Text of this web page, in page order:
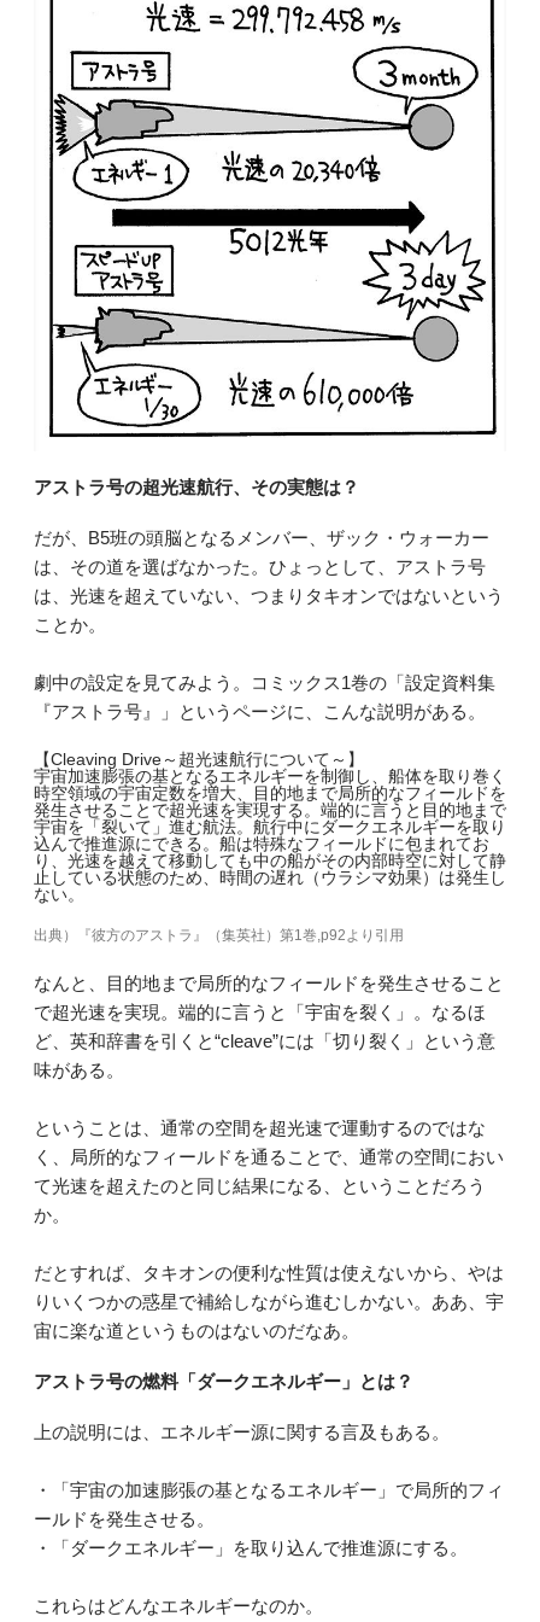
アストラ号の超光速航行、その実態は？
だが、B5班の頭脳となるメンバー、ザック・ウォーカー
は、その道を選ばなかった。ひょっとして、アストラ号
は、光速を超えていない、つまりタキオンではないという
ことか。
劇中の設定を見てみよう。コミックス1巻の「設定資料集
『アストラ号』」というページに、こんな説明がある。
【Cleaving Drive～超光速航行について～】
宇宙加速膨張の基となるエネルギーを制御し、船体を取り巻く
時空領域の宇宙定数を増大、目的地まで局所的なフィールドを
発生させることで超光速を実現する。端的に言うと目的地まで
宇宙を「裂いて」進む航法。航行中にダークエネルギーを取り
込んで推進源にできる。船は特殊なフィールドに包まれてお
り、光速を越えて移動しても中の船がその内部時空に対して静
止している状態のため、時間の遅れ（ウラシマ効果）は発生し
ない。
出典）『彼方のアストラ』（集英社）第1巻,p92より引用
なんと、目的地まで局所的なフィールドを発生させること
で超光速を実現。端的に言うと「宇宙を裂く」。なるほ
ど、英和辞書を引くと“cleave”には「切り裂く」という意
味がある。
ということは、通常の空間を超光速で運動するのではな
く、局所的なフィールドを通ることで、通常の空間におい
て光速を超えたのと同じ結果になる、ということだろう
か。
だとすれば、タキオンの便利な性質は使えないから、やは
りいくつかの惑星で補給しながら進むしかない。ああ、宇
宙に楽な道というものはないのだなあ。
アストラ号の燃料「ダークエネルギー」とは？
上の説明には、エネルギー源に関する言及もある。
・「宇宙の加速膨張の基となるエネルギー」で局所的フィ
ールドを発生させる。
・「ダークエネルギー」を取り込んで推進源にする。
これらはどんなエネルギーなのか。